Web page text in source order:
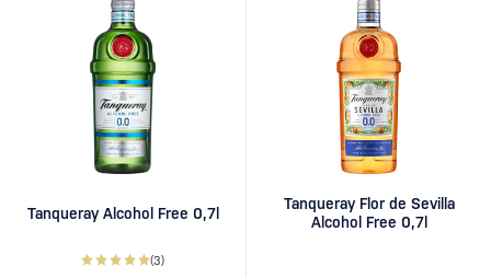
Tanqueray Alcohol Free 0,7l
(3)
Tanqueray Flor de Sevilla
Alcohol Free 0,7l